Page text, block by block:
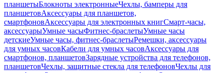
планшетыБлокноты электронныеЧехлы, бамперы для
планшетовАксессуары для планшетов,
смартфоновАксессуары для электронных книгСмарт-часы,
аксессуарыУмные часыФитнес-браслетыУмные часы
детскиеУмные часы, фитнес-браслетыРемешки, аксессуары
для умных часовКабели для умных часовАксессуары для
смартфонов, планшетовЗарядные устройства для телефонов,
планшетовЧехлы, защитные стекла для телефоновЧехлы для